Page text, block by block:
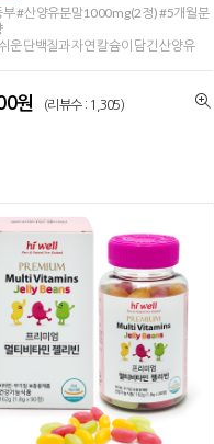
부 #산양유분말1000mg(2정) #5개월분
운 단백질과 자연 칼슘이 담긴 산양유
원 (리뷰수 : 1,305)